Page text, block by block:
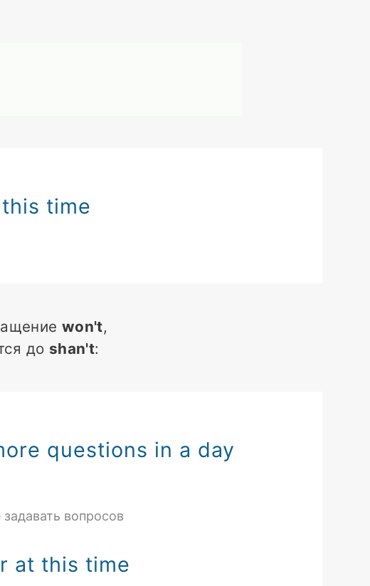
time
won't,
до shan't:
questions in a day
вопросов
at this time